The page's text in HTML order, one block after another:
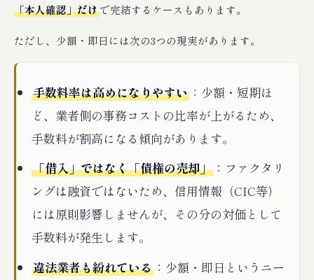
「本人確認」だけで完結するケースもあります。
ただし、少額・即日には次の3つの現実があります。
手数料率は高めになりやすい ：少額・短期ほ
ど、業者側の事務コストの比率が上がるため、
手数料が割高になる傾向があります。
「借入」ではなく「債権の売却」 ：ファクタリ
ングは融資ではないため、信用情報（CIC等）
には原則影響しませんが、その分の対価として
手数料が発生します。
違法業者も紛れている ：少額・即日というニー